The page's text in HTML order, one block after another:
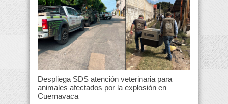
Despliega SDS atención veterinaria para
animales afectados por la explosión en
Cuernavaca